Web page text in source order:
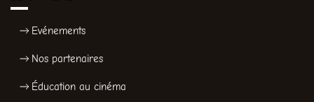
Evénements
Nos partenaires
Éducation au cinéma